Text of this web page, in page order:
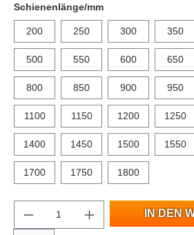
Schienenlänge/mm
200 250 300 350
500 550 600 650
800 850 900 950
1100 1150 1200 1250
1400 1450 1500 1550
1700 1750 1800
IN DEN